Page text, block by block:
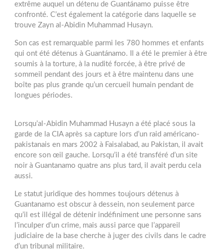
extrême auquel un détenu de Guantánamo puisse être
confronté. C’est également la catégorie dans laquelle se
trouve Zayn al-Abidin Muhammad Husayn.
Son cas est remarquable parmi les 780 hommes et enfants
qui ont été détenus à Guantánamo. Il a été le premier à être
soumis à la torture, à la nudité forcée, à être privé de
sommeil pendant des jours et à être maintenu dans une
boîte pas plus grande qu’un cercueil humain pendant de
longues périodes.
Lorsqu’al-Abidin Muhammad Husayn a été placé sous la
garde de la CIA après sa capture lors d’un raid américano-
pakistanais en mars 2002 à Faisalabad, au Pakistan, il avait
encore son œil gauche. Lorsqu’il a été transféré d’un site
noir à Guantanamo quatre ans plus tard, il avait perdu cela
aussi.
Le statut juridique des hommes toujours détenus à
Guantanamo est obscur à dessein, non seulement parce
qu’il est illégal de détenir indéfiniment une personne sans
l’inculper d’un crime, mais aussi parce que l’appareil
judiciaire de la base cherche à juger des civils dans le cadre
d’un tribunal militaire.